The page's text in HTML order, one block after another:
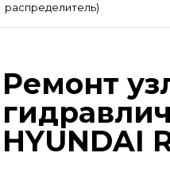
распределитель)
Ремонт
HYUNDAI